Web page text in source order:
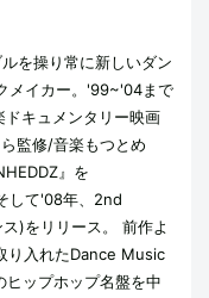
を操り常に新しいダン
メイカー。'99~'04まで
ドキュメンタリー映画
監修/音楽もつとめ
』を
して'08年、2nd
)をリリース。 前作よ
り入れたDance Music
ップホップ名盤を中